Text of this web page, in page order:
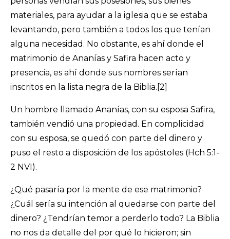
materiales, para ayudar a la iglesia que se estaba
levantando, pero también a todos los que tenían
alguna necesidad. No obstante, es ahí donde el
matrimonio de Ananías y Safira hacen acto y
presencia, es ahí donde sus nombres serían
inscritos en la lista negra de la Biblia.[2]
Un hombre llamado Ananías, con su esposa Safira,
también vendió una propiedad. En complicidad
con su esposa, se quedó con parte del dinero y
puso el resto a disposición de los apóstoles (Hch 5:1-
2 NVI).
¿Qué pasaría por la mente de ese matrimonio?
¿Cuál sería su intención al quedarse con parte del
dinero? ¿Tendrían temor a perderlo todo? La Biblia
no nos da detalle del por qué lo hicieron; sin